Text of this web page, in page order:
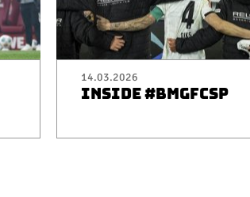
14.03.2026
INSIDE #BMGFCSP